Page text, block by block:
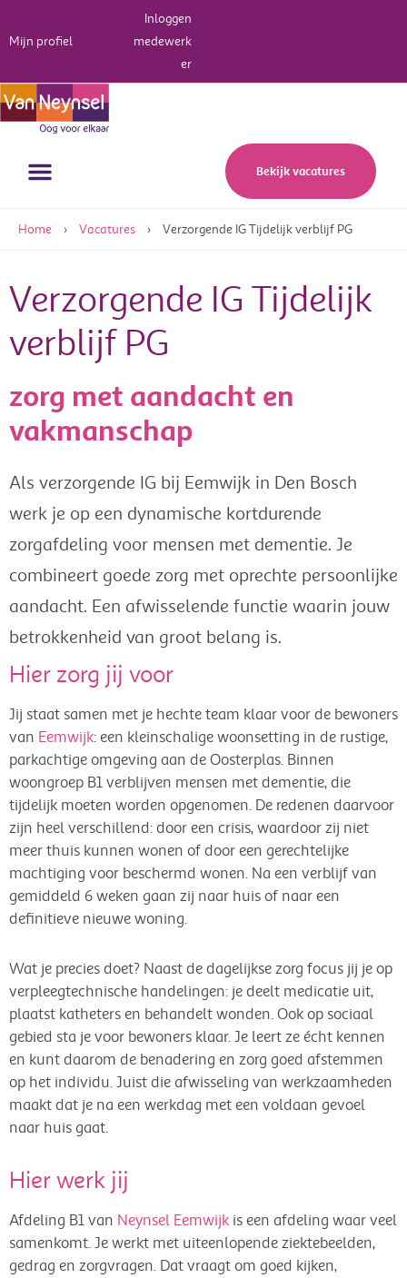
Mijn profiel
Inloggen
medewerk
er
Bekijk vacatures
Home › Vacatures › Verzorgende IG Tijdelijk verblijf PG
Verzorgende IG Tijdelijk
verblijf PG
zorg met aandacht en
vakmanschap
Als verzorgende IG bij Eemwijk in Den Bosch
werk je op een dynamische kortdurende
zorgafdeling voor mensen met dementie. Je
combineert goede zorg met oprechte persoonlijke
aandacht. Een afwisselende functie waarin jouw
betrokkenheid van groot belang is.
Hier zorg jij voor
Jij staat samen met je hechte team klaar voor de bewoners
van Eemwijk: een kleinschalige woonsetting in de rustige,
parkachtige omgeving aan de Oosterplas. Binnen
woongroep B1 verblijven mensen met dementie, die
tijdelijk moeten worden opgenomen. De redenen daarvoor
zijn heel verschillend: door een crisis, waardoor zij niet
meer thuis kunnen wonen of door een gerechtelijke
machtiging voor beschermd wonen. Na een verblijf van
gemiddeld 6 weken gaan zij naar huis of naar een
definitieve nieuwe woning.
Wat je precies doet? Naast de dagelijkse zorg focus jij je op
verpleegtechnische handelingen: je deelt medicatie uit,
plaatst katheters en behandelt wonden. Ook op sociaal
gebied sta je voor bewoners klaar. Je leert ze écht kennen
en kunt daarom de benadering en zorg goed afstemmen
op het individu. Juist die afwisseling van werkzaamheden
maakt dat je na een werkdag met een voldaan gevoel
naar huis gaat.
Hier werk jij
Afdeling B1 van Neynsel Eemwijk is een afdeling waar veel
samenkomt. Je werkt met uiteenlopende ziektebeelden,
gedrag en zorgvragen. Dat vraagt om goed kijken,